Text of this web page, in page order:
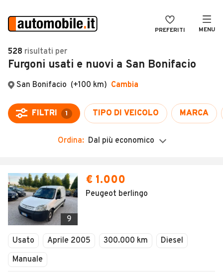
PREFERITI MENU
Auto
Auto usate
Auto Km 0
Auto Nuove
Noleggio a lungo termine
Moto
Camper
Veicoli Commerciali
Concessionari
VENDI
MAGAZINE
ACCEDI
528 risultati per
Furgoni usati e nuovi a San Bonifacio
San Bonifacio (+100 km) Cambia
FILTRI 1 TIPO DI VEICOLO MARCA
Ordina: Dal più economico
9
€ 1.000
Peugeot berlingo
Usato Aprile 2005 300.000 km
Diesel
Manuale